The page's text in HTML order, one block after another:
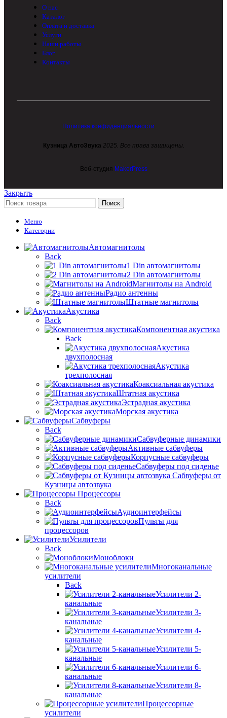
О нас
Каталог
Оплата и доставка
Услуги
Наши работы
Блог
Контакты
Политика конфиденциальности
Кузница АвтоЗвука 2025. Все права защищены.
Веб-студия MakerPress
Закрыть
Поиск
Меню
Категории
Автомагнитолы
Back
1 Din автомагнитолы
2 Din автомагнитолы
Магнитолы на Android
Радио антенны
Штатные магнитолы
Акустика
Back
Компонентная акустика
Back
Акустика
двухполосная
Акустика
трехполосная
Коаксиальная акустика
Штатная акустика
Эстрадная акустика
Морская акустика
Сабвуферы
Back
Сабвуферные динамики
Активные сабвуферы
Корпусные сабвуферы
Сабвуферы под сиденье
Сабвуферы от
Кузницы автозвука
Процессоры
Back
Аудиоинтерфейсы
Пульты для
процессоров
Усилители
Back
Моноблоки
Многоканальные
усилители
Back
Усилители 2-
канальные
Усилители 3-
канальные
Усилители 4-
канальные
Усилители 5-
канальные
Усилители 6-
канальные
Усилители 8-
канальные
Процессорные
усилители